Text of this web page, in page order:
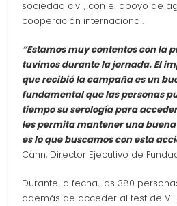
sociedad civil, con el apoyo de
cooperación internacional.
“Estamos muy contentos con la
tuvimos durante la jornada. El
que recibió la campaña es un
fundamental que las personas
tiempo su serología para
les permita mantener una
es lo que buscamos con esta
Cahn, Director Ejecutivo de
Durante la fecha, las 380
además de acceder al test de